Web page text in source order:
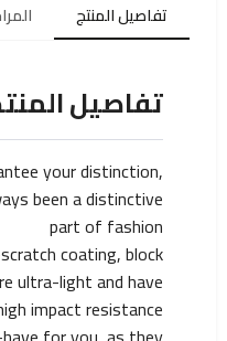
تفاصيل المنتج
تفاصيل
your distinction,
been a distinctive
part of fashion
coating, block
ultra-light and have
impact resistance.